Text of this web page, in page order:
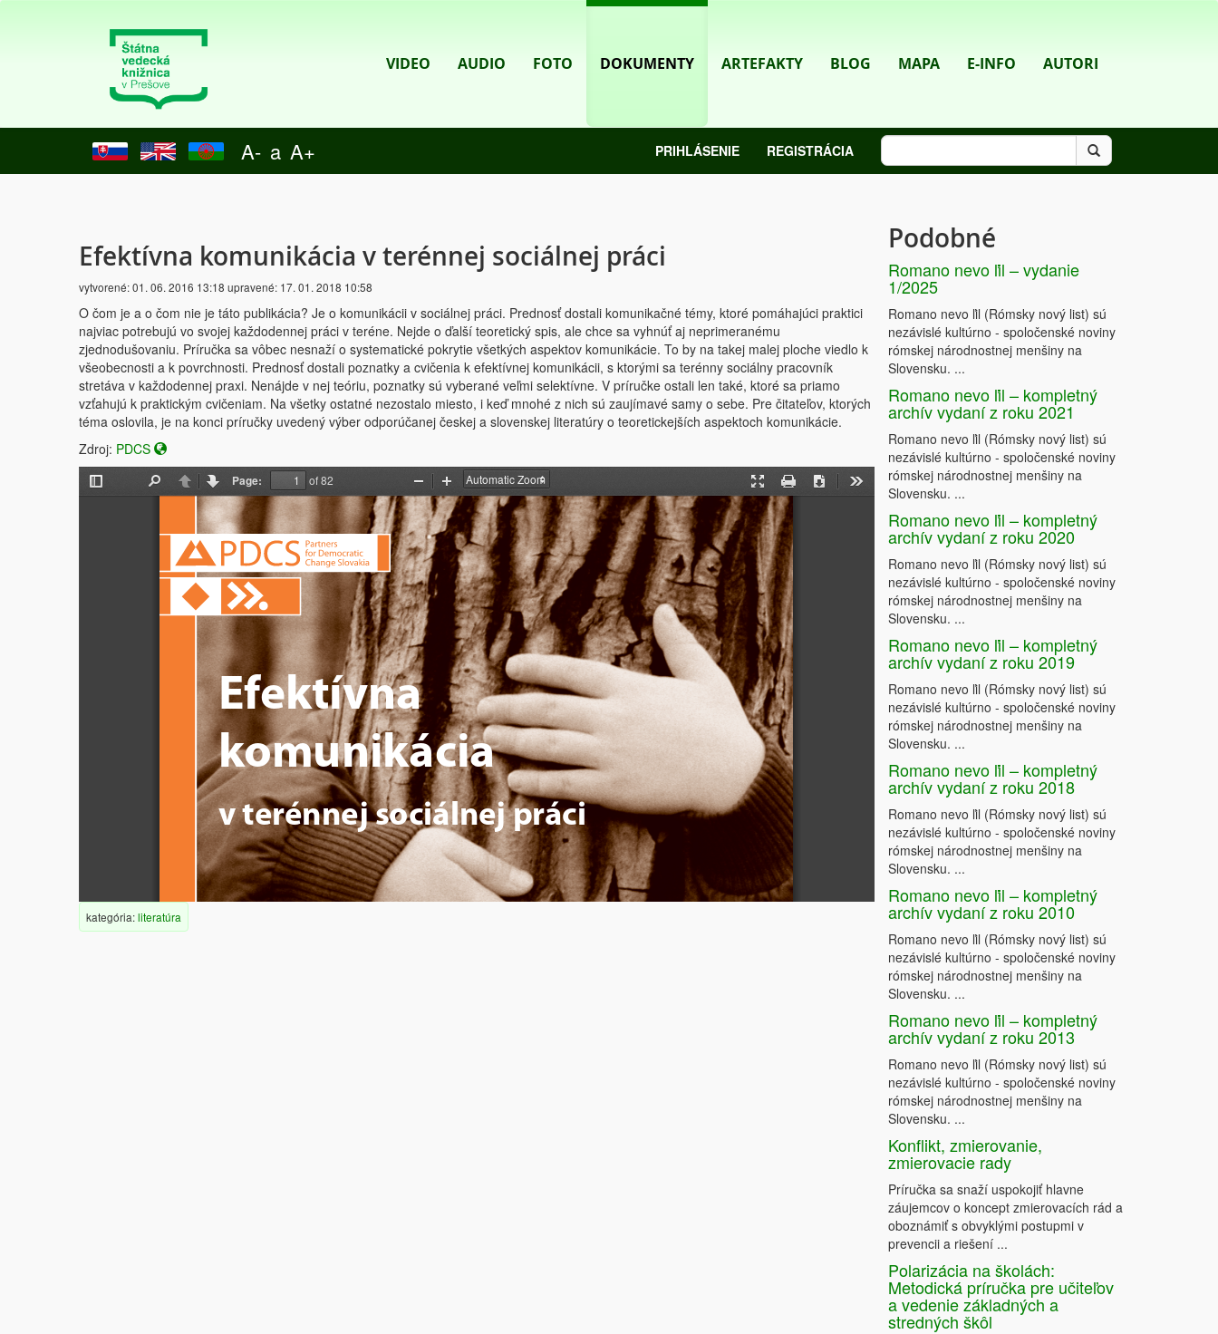
VIDEO AUDIO FOTO DOKUMENTY ARTEFAKTY BLOG MAPA E-INFO AUTORI
A- a A+ PRIHLÁSENIE REGISTRÁCIA
Efektívna komunikácia v terénnej sociálnej práci
vytvorené:01. 06. 2016 13:18 upravené: 17. 01. 2018 10:58
O čom je a o čom nie je táto publikácia? Je o komunikácii v sociálnej práci. Prednosť dostali komunikačné témy, ktoré pomáhajúci praktici
najviac potrebujú vo svojej každodennej práci v teréne. Nejde o ďalší teoretický spis, ale chce sa vyhnúť aj neprimeranému
zjednodušovaniu. Príručka sa vôbec nesnaží o systematické pokrytie všetkých aspektov komunikácie. To by na takej malej ploche viedlo k
všeobecnosti a k povrchnosti. Prednosť dostali poznatky a cvičenia k efektívnej komunikácii, s ktorými sa terénny sociálny pracovník
stretáva v každodennej praxi. Nenájde v nej teóriu, poznatky sú vyberané veľmi selektívne. V príručke ostali len také, ktoré sa priamo
vzťahujú k praktickým cvičeniam. Na všetky ostatné nezostalo miesto, i keď mnohé z nich sú zaujímavé samy o sebe. Pre čitateľov, ktorých
téma oslovila, je na konci príručky uvedený výber odporúčanej českej a slovenskej literatúry o teoretickejších aspektoch komunikácie.
Zdroj: PDCS
Toggle
Find Previous
Next
Page: of 82
Presentation
Mode
Print Download
Tools
Zoom
Out
Zoom
In
Efektívna
komunikácia
v terénnej sociálnej práci
kategória:literatúra
Podobné
Romano nevo ľil – vydanie
1/2025
Romano nevo ľil (Rómsky nový list) sú
nezávislé kultúrno - spoločenské noviny
rómskej národnostnej menšiny na
Slovensku. ...
Romano nevo ľil – kompletný
archív vydaní z roku 2021
Romano nevo ľil (Rómsky nový list) sú
nezávislé kultúrno - spoločenské noviny
rómskej národnostnej menšiny na
Slovensku. ...
Romano nevo ľil – kompletný
archív vydaní z roku 2020
Romano nevo ľil (Rómsky nový list) sú
nezávislé kultúrno - spoločenské noviny
rómskej národnostnej menšiny na
Slovensku. ...
Romano nevo ľil – kompletný
archív vydaní z roku 2019
Romano nevo ľil (Rómsky nový list) sú
nezávislé kultúrno - spoločenské noviny
rómskej národnostnej menšiny na
Slovensku. ...
Romano nevo ľil – kompletný
archív vydaní z roku 2018
Romano nevo ľil (Rómsky nový list) sú
nezávislé kultúrno - spoločenské noviny
rómskej národnostnej menšiny na
Slovensku. ...
Romano nevo ľil – kompletný
archív vydaní z roku 2010
Romano nevo ľil (Rómsky nový list) sú
nezávislé kultúrno - spoločenské noviny
rómskej národnostnej menšiny na
Slovensku. ...
Romano nevo ľil – kompletný
archív vydaní z roku 2013
Romano nevo ľil (Rómsky nový list) sú
nezávislé kultúrno - spoločenské noviny
rómskej národnostnej menšiny na
Slovensku. ...
Konflikt, zmierovanie,
zmierovacie rady
Príručka sa snaží uspokojiť hlavne
záujemcov o koncept zmierovacích rád a
oboznámiť s obvyklými postupmi v
prevencii a riešení ...
Polarizácia na školách:
Metodická príručka pre učiteľov
a vedenie základných a
stredných škôl